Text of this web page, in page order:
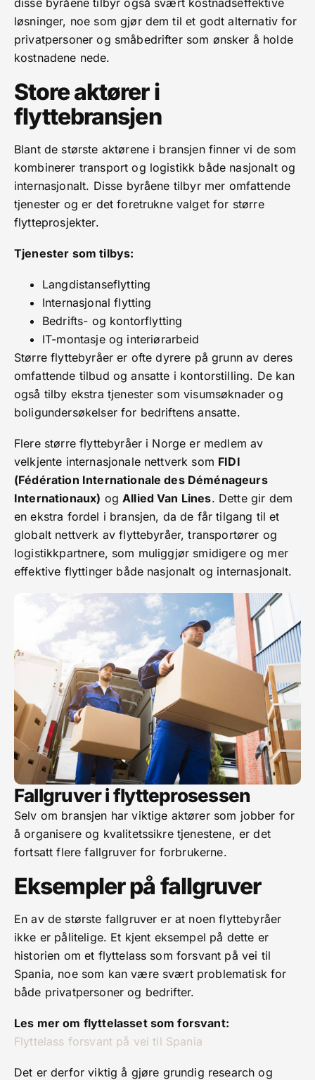
disse byråene tilbyr også svært kostnadseffektive
løsninger, noe som gjør dem til et godt alternativ for
privatpersoner og småbedrifter som ønsker å holde
kostnadene nede.
Store aktører i
flyttebransjen
Blant de største aktørene i bransjen finner vi de som
kombinerer transport og logistikk både nasjonalt og
internasjonalt. Disse byråene tilbyr mer omfattende
tjenester og er det foretrukne valget for større
flytteprosjekter.
Tjenester som tilbys:
Langdistanseflytting
Internasjonal flytting
Bedrifts- og kontorflytting
IT-montasje og interiørarbeid
Større flyttebyråer er ofte dyrere på grunn av deres
omfattende tilbud og ansatte i kontorstilling. De kan
også tilby ekstra tjenester som visumsøknader og
boligundersøkelser for bedriftens ansatte.
Flere større flyttebyråer i Norge er medlem av
velkjente internasjonale nettverk som FIDI
(Fédération Internationale des Déménageurs
Internationaux) ogAllied Van Lines. Dette gir dem
en ekstra fordel i bransjen, da de får tilgang til et
globalt nettverk av flyttebyråer, transportører og
logistikkpartnere, som muliggjør smidigere og mer
effektive flyttinger både nasjonalt og internasjonalt.
Fallgruver i flytteprosessen
Selv om bransjen har viktige aktører som jobber for
å organisere og kvalitetssikre tjenestene, er det
fortsatt flere fallgruver for forbrukerne.
Eksempler på fallgruver
En av de største fallgruver er at noen flyttebyråer
ikke er pålitelige. Et kjent eksempel på dette er
historien om et flyttelass som forsvant på vei til
Spania, noe som kan være svært problematisk for
både privatpersoner og bedrifter.
Les mer om flyttelasset som forsvant:
Flyttelass forsvant på vei til Spania
Det er derfor viktig å gjøre grundig research og